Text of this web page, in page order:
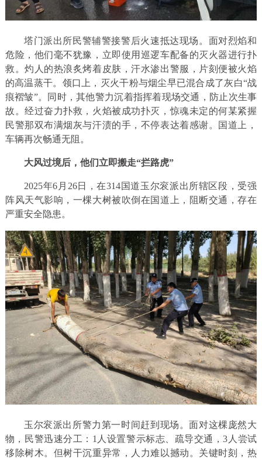
塔门派出所民警辅警接警后火速抵达现场。面对烈焰和
危险，他们毫不犹豫，立即使用巡逻车配备的灭火器进行扑
救。灼人的热浪炙烤着皮肤，汗水渗出警服，片刻便被火焰
的高温蒸干。领口上，灭火干粉与烟尘早已混合成了灰白“战
痕褶皱”。同时，其他警力沉着指挥着现场交通，防止次生事
故。经过奋力扑救，火焰被成功扑灭，惊魂未定的何某紧握
民警那双布满烟灰与汗渍的手，不停表达着感谢。国道上，
车辆再次畅通无阻。
大风过境后，他们立即搬走“拦路虎”
2025年6月26日，在314国道玉尔衮派出所辖区段，受强
阵风天气影响，一棵大树被吹倒在国道上，阻断交通，存在
严重安全隐患。
玉尔衮派出所警力第一时间赶到现场。面对这棵庞然大
物，民警迅速分工：1人设置警示标志、疏导交通，3人尝试
移除树木。但树干沉重异常，人力难以撼动。关键时刻，热